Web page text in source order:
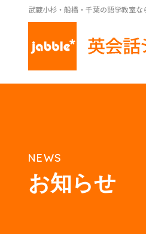
武蔵小杉・船橋・千葉の語学教室
NEWS
お知らせ